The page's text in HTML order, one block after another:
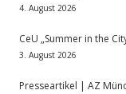
4. August 2026
CeU „Summer in the
3. August 2026
Presseartikel | AZ